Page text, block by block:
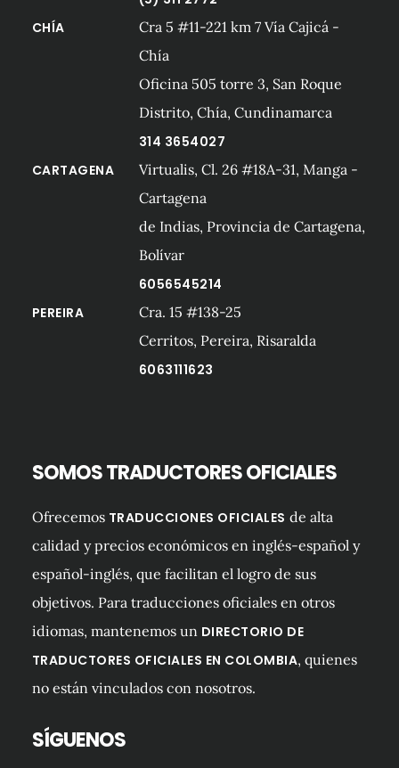
CHÍA
Cra 5 #11-221 km 7 Vía Cajicá -
Chía
Oficina 505 torre 3, San Roque
Distrito, Chía, Cundinamarca
314 3654027
CARTAGENA
Virtualis, Cl. 26 #18A-31, Manga -
Cartagena
de Indias, Provincia de Cartagena,
Bolívar
6056545214
PEREIRA
Cra. 15 #138-25
Cerritos, Pereira, Risaralda
6063111623
SOMOS TRADUCTORES OFICIALES
Ofrecemos TRADUCCIONES OFICIALES de alta
calidad y precios económicos en inglés-español y
español-inglés, que facilitan el logro de sus
objetivos. Para traducciones oficiales en otros
idiomas, mantenemos un DIRECTORIO DE
TRADUCTORES OFICIALES EN COLOMBIA, quienes
no están vinculados con nosotros.
SÍGUENOS